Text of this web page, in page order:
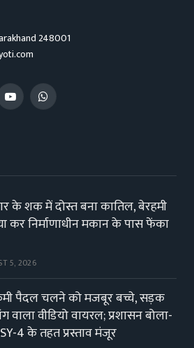
248001
YouTubeWhatsApp
के शक में दोस्त बना कातिल, बेरहमी
कर निर्माणाधीन मकान के पास फेंका
5, 2026
पैदल चलने को मजबूर बच्चे, सड़क
वाला वीडियो वायरल; प्रशासन बोला-
4 के तहत प्रस्ताव मंजूर